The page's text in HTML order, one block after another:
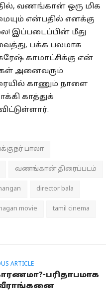
வணங்கான் ஒரு மிக
என்பதில் எனக்கு
இப்படைப்பின் மீது
பக்க பலமாக
காமாட்சிக்கு என்
அனைவரும்
காணும் நாளை
காத்துக்
பாலா
வணங்கான் திரைப்படம்
director bala
movie tamil cinema
ARTICLE
பரிதாபமாக
வீராங்கனை